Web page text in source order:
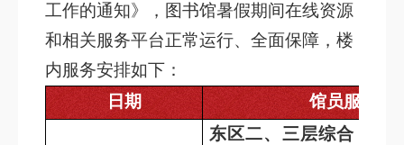
工作的通知》，图书馆暑假期间在线资源
和相关服务平台正常运行、全面保障，楼
内服务安排如下：
日期
馆员服务时
东区二、三层综合